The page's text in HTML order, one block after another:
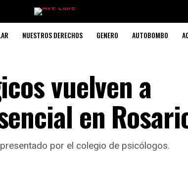
NUESTROS DERECHOS GENERO AUTOBOMBO
vuelven a
en
por el colegio de psicólogos.